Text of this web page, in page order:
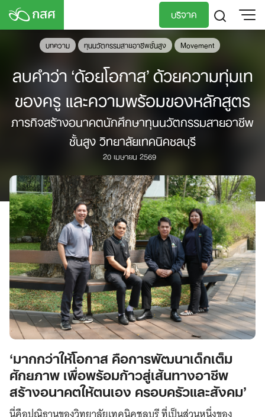
Skip
บริจาค
TH
บทความ ทุนนวัตกรรมสายอาชีพชั้นสูง Movement
ลบคำว่า ‘ด้อยโอกาส’ ด้วยความทุ่มเท
ของครู และความพร้อมของหลักสูตร
ภารกิจสร้างอนาคตนักศึกษาทุนนวัตกรรมสายอาชีพ
ชั้นสูง วิทยาลัยเทคนิคชลบุรี
20 เมษายน 2569
‘มากกว่าให้โอกาส คือการพัฒนาเด็กเต็ม
ศักยภาพ เพื่อพร้อมก้าวสู่เส้นทางอาชีพ
สร้างอนาคตให้ตนเอง ครอบครัวและสังคม’